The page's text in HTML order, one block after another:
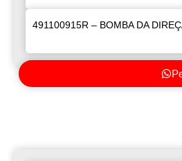
491100915R – BOMBA DA